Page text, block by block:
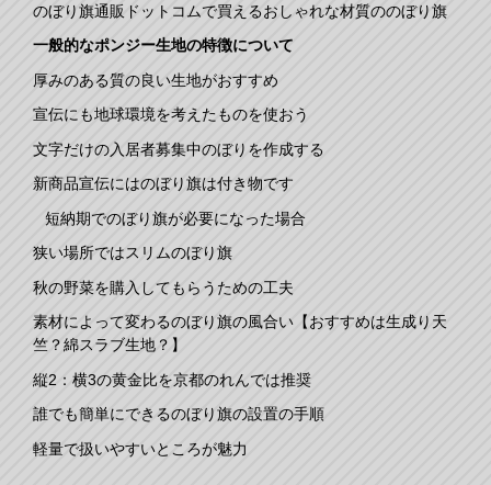
のぼり旗通販ドットコムで買えるおしゃれな材質ののぼり旗
一般的なポンジー生地の特徴について
厚みのある質の良い生地がおすすめ
宣伝にも地球環境を考えたものを使おう
文字だけの入居者募集中のぼりを作成する
新商品宣伝にはのぼり旗は付き物です
短納期でのぼり旗が必要になった場合
狭い場所ではスリムのぼり旗
秋の野菜を購入してもらうための工夫
素材によって変わるのぼり旗の風合い【おすすめは生成り天
竺？綿スラブ生地？】
縦2：横3の黄金比を京都のれんでは推奨
誰でも簡単にできるのぼり旗の設置の手順
軽量で扱いやすいところが魅力